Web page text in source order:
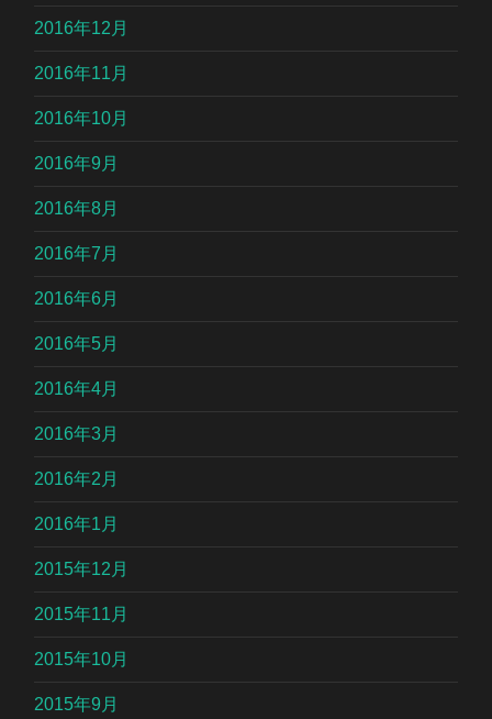
2016年12月
2016年11月
2016年10月
2016年9月
2016年8月
2016年7月
2016年6月
2016年5月
2016年4月
2016年3月
2016年2月
2016年1月
2015年12月
2015年11月
2015年10月
2015年9月